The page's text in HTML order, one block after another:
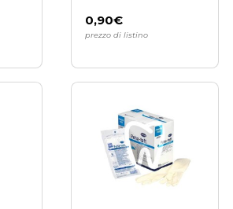
0,90€
prezzo di listino